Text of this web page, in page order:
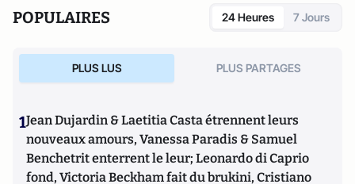
POPULAIRES 24 Heures 7 Jours
PLUS LUS PLUS PARTAGES
1Jean Dujardin & Laetitia Casta étrennent leurs
nouveaux amours, Vanessa Paradis & Samuel
Benchetrit enterrent le leur; Leonardo di Caprio
fond, Victoria Beckham fait du brukini, Cristiano